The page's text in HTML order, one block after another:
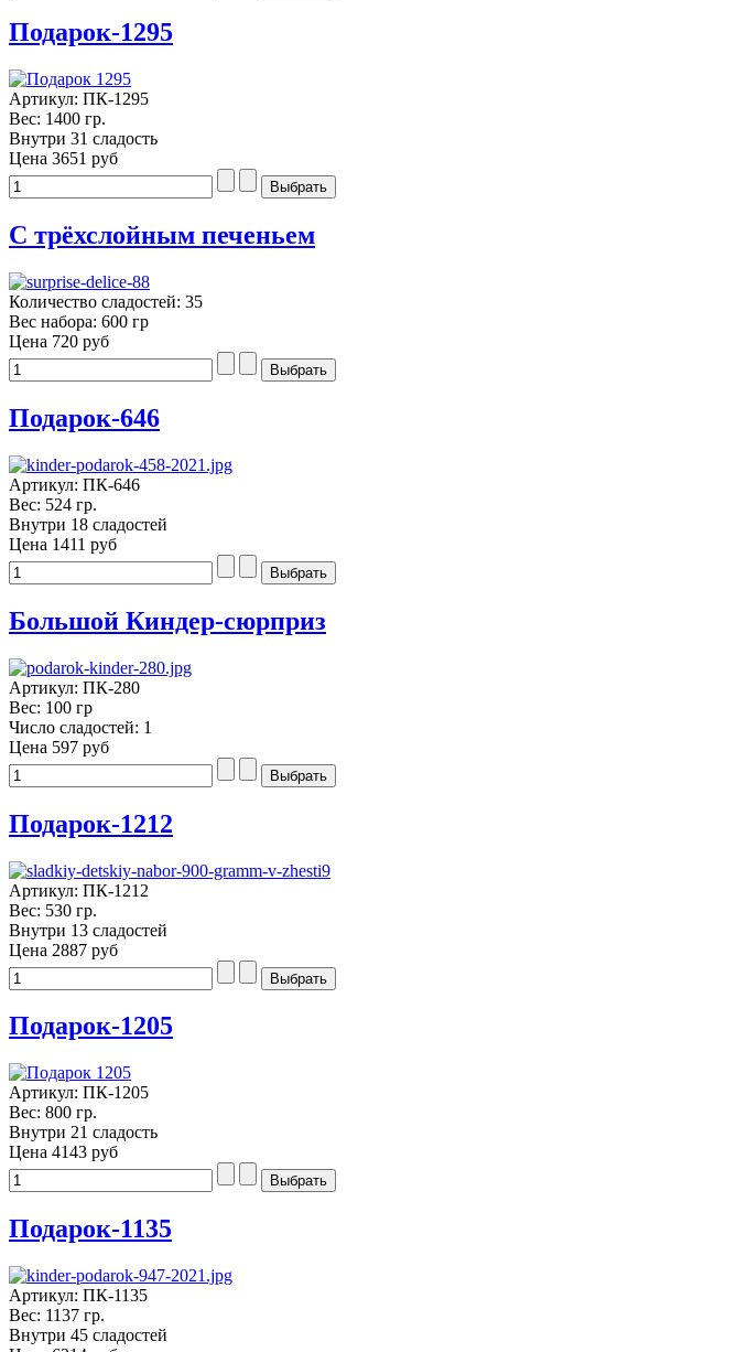
Подарок-1295
Артикул: ПК-1295
Вес: 1400 гр.
Внутри 31 сладость
Цена 3651 руб
С трёхслойным печеньем
Количество сладостей: 35
Вес набора: 600 гр
Цена 720 руб
Подарок-646
Артикул: ПК-646
Вес: 524 гр.
Внутри 18 сладостей
Цена 1411 руб
Большой Киндер-сюрприз
Артикул: ПК-280
Вес: 100 гр
Число сладостей: 1
Цена 597 руб
Подарок-1212
Артикул: ПК-1212
Вес: 530 гр.
Внутри 13 сладостей
Цена 2887 руб
Подарок-1205
Артикул: ПК-1205
Вес: 800 гр.
Внутри 21 сладость
Цена 4143 руб
Подарок-1135
Артикул: ПК-1135
Вес: 1137 гр.
Внутри 45 сладостей